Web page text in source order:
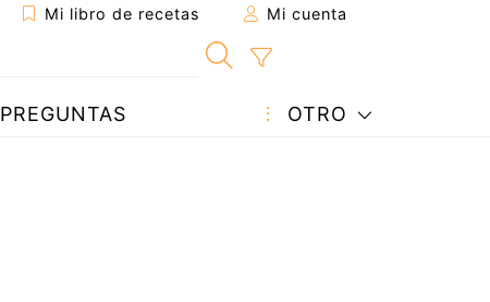
Mi libro de recetas Mi cuenta
PREGUNTAS OTRO